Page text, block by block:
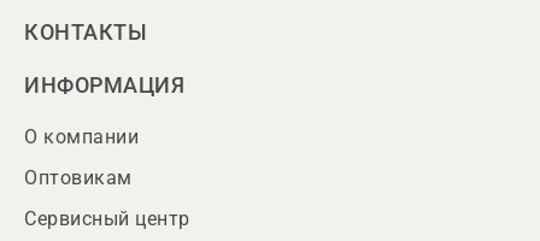
КОНТАКТЫ
ИНФОРМАЦИЯ
О компании
Оптовикам
Сервисный центр